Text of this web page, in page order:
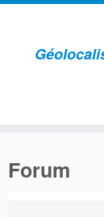
contenu
Forum